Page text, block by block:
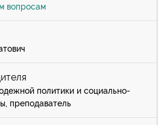
вопросам
политики и социально-
преподаватель